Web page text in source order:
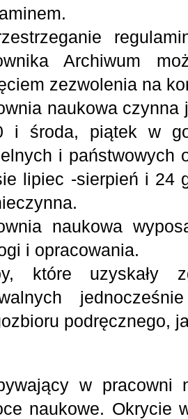
Archiwum
zezwolenia na
naukowa
i środa, piątek w
i państwowych
lipiec -sierpień i 24
naukowa
i opracowania.
które uzyskały
podręcznego,
w
naukowe. Okrycie